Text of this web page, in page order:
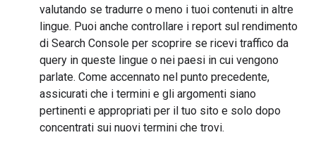
valutando se tradurre o meno i tuoi contenuti in altre
lingue. Puoi anche controllare i report sul rendimento
di Search Console per scoprire se ricevi traffico da
query in queste lingue o nei paesi in cui vengono
parlate. Come accennato nel punto precedente,
assicurati che i termini e gli argomenti siano
pertinenti e appropriati per il tuo sito e solo dopo
concentrati sui nuovi termini che trovi.